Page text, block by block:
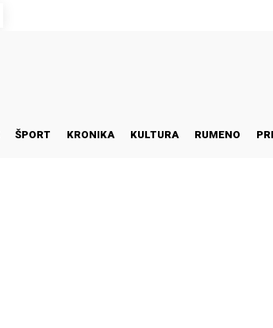
ŠPORT KRONIKA KULTURA RUMENO